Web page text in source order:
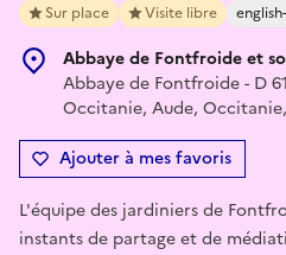
Sur place Visite libre
Abbaye de Fontfroide et
Abbaye de Fontfroide - D
Occitanie, Aude,
Ajouter à mes favoris
L'équipe des jardiniers de
instants de partage et de